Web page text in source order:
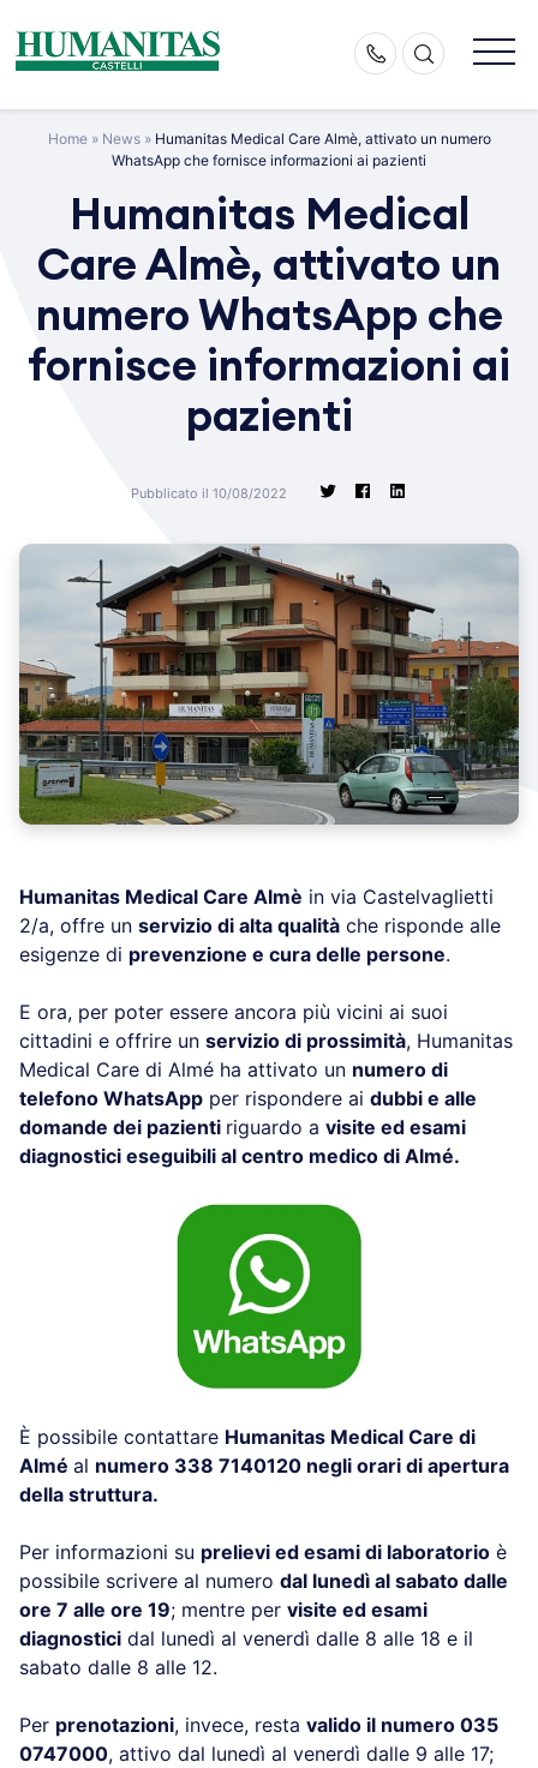
content
Home» News» Humanitas Medical Care Almè, attivato un numero
WhatsApp che fornisce informazioni ai pazienti
Humanitas Medical
Care Almè, attivato un
numero WhatsApp che
fornisce informazioni ai
pazienti
Pubblicato il 10/08/2022
Humanitas Medical Care Almè in via Castelvaglietti
2/a, offre un servizio di alta qualità che risponde alle
esigenze di prevenzione e cura delle persone.
E ora, per poter essere ancora più vicini ai suoi
cittadini e offrire un servizio di prossimità, Humanitas
Medical Care di Almé ha attivato un numero di
telefono WhatsApp per rispondere ai dubbi e alle
domande dei pazienti riguardo a visite ed esami
diagnostici eseguibili al centro medico di Almé.
È possibile contattare Humanitas Medical Care di
Almé al numero 338 7140120 negli orari di apertura
della struttura.
Per informazioni su prelievi ed esami di laboratorio è
possibile scrivere al numero dal lunedì al sabato dalle
ore 7 alle ore 19; mentre per visite ed esami
diagnostici dal lunedì al venerdì dalle 8 alle 18 e il
sabato dalle 8 alle 12.
Per prenotazioni, invece, resta valido il numero 035
0747000, attivo dal lunedì al venerdì dalle 9 alle 17;